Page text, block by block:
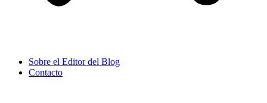
Sobre el Editor del Blog
Contacto